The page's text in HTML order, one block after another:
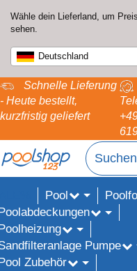
Wähle dein Lieferland, um
sehen.
Deutschland
Schnelle Lieferung
- Heute bestellt,
kurzfristig geliefert
Pool
Pumpe
Zubehör